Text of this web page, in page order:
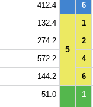
412.4 6
132.4
5
1
274.2
2
572.2
4
144.2 6
51.0
1